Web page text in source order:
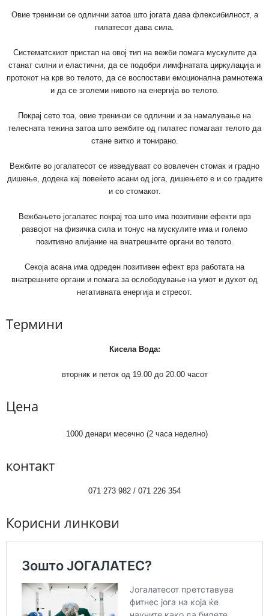
Овие тренинзи се одлични затоа што јогата дава флексибилност, а
пилатесот дава сила.
Систематскиот пристап на овој тип на вежби помага мускулите да
станат силни и еластични, да се подобри лимфнатата циркулација и
протокот на крв во телото, да се воспостави емоционална рамнотежа
и да се зголеми нивото на енергија во телото.
Покрај сето тоа, овие тренинзи се одлични и за намалување на
телесната тежина затоа што вежбите од пилатес помагаат телото да
стане витко и тонирано.
Вежбите во јогалатесот се изведуваат со вовлечен стомак и градно
дишење, додека кај повеќето асани од јога, дишењето е и со градите
и со стомакот.
Вежбањето јогалатес покрај тоа што има позитивни ефекти врз
развојот на физичка сила и тонус на мускулите има и големо
позитивно влијание на внатрешните органи во телото.
Секоја асана има одреден позитивен ефект врз работата на
внатрешните органи и помага за ослободување на умот и духот од
негативната енергија и стресот.
Термини
Кисела Вода:
вторник и петок од 19.00 до 20.00 часот
Цена
1000 денари месечно (2 часа неделно)
контакт
071 273 982 / 071 226 354
Корисни линкови